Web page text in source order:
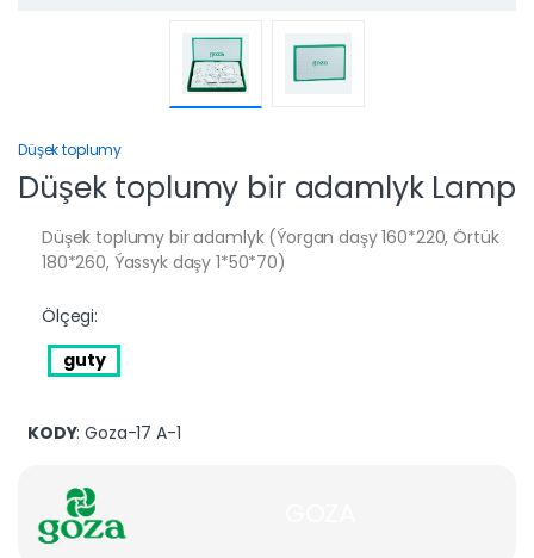
Düşek toplumy
Düşek toplumy bir adamlyk Lamp
Düşek toplumy bir adamlyk (Ýorgan daşy 160*220, Örtük
180*260, Ýassyk daşy 1*50*70)
Ölçegi:
guty
KODY: Goza-17 A-1